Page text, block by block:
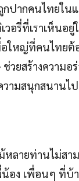
ปากคนไทยใน
วอรี่ที่เราเห็นอ
อใหญ่ที่คนไทยต้
วยสร้างความอ
วามสนุกสนานไ
หลายท่านไม่สา
อง เพื่อนๆ ที่บ้